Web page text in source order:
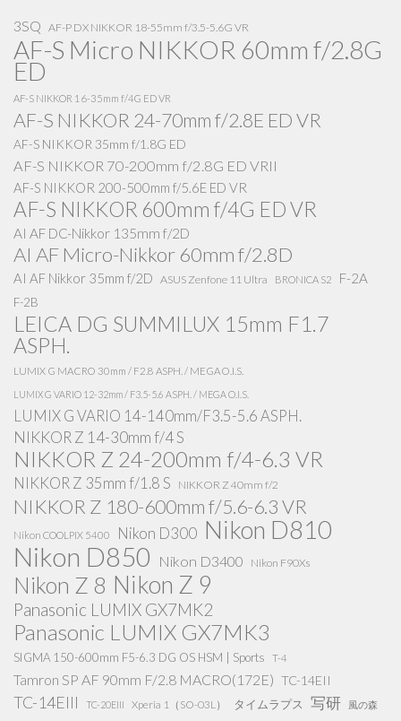
3SQ AF-P DX NIKKOR 18-55mm f/3.5-5.6G VR
AF-S Micro NIKKOR 60mm f/2.8G
ED
AF-S NIKKOR 16-35mm f/4G ED VR
AF-S NIKKOR 24-70mm f/2.8E ED VR
AF-S NIKKOR 35mm f/1.8G ED
AF-S NIKKOR 70-200mm f/2.8G ED VRII
AF-S NIKKOR 200-500mm f/5.6E ED VR
AF-S NIKKOR 600mm f/4G ED VR
AI AF DC-Nikkor 135mm f/2D
AI AF Micro-Nikkor 60mm f/2.8D
AI AF Nikkor 35mm f/2D ASUS Zenfone 11 Ultra BRONICA S2 F-2A
F-2B
LEICA DG SUMMILUX 15mm F1.7
ASPH.
LUMIX G MACRO 30mm / F2.8 ASPH. / MEGA O.I.S.
LUMIX G VARIO 12-32mm / F3.5-5.6 ASPH. / MEGA O.I.S.
LUMIX G VARIO 14-140mm/F3.5-5.6 ASPH.
NIKKOR Z 14-30mm f/4 S
NIKKOR Z 24-200mm f/4-6.3 VR
NIKKOR Z 35mm f/1.8 S NIKKOR Z 40mm f/2
NIKKOR Z 180-600mm f/5.6-6.3 VR
Nikon COOLPIX 5400 Nikon D300 Nikon D810
Nikon D850 Nikon D3400 Nikon F90Xs
Nikon Z 8 Nikon Z 9
Panasonic LUMIX GX7MK2
Panasonic LUMIX GX7MK3
SIGMA 150-600mm F5-6.3 DG OS HSM | Sports T-4
Tamron SP AF 90mm F/2.8 MACRO(172E) TC-14EII
TC-14EIII TC-20EIII Xperia 1（SO-03L） タイムラプス 写研 風の森